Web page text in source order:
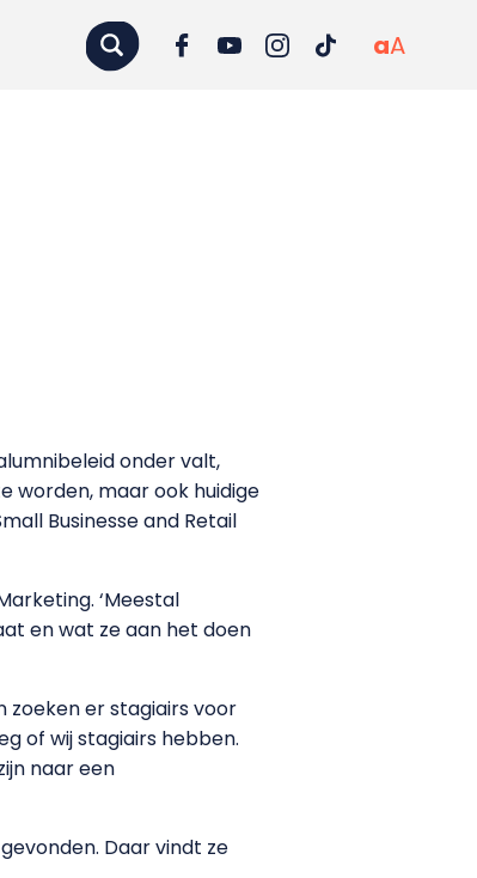
aA
onder valt,
worden, maar ook huidige
Businesse and Retail
‘Meestal
en wat ze aan het doen
er stagiairs voor
of wij stagiairs hebben.
naar een
Daar vindt ze